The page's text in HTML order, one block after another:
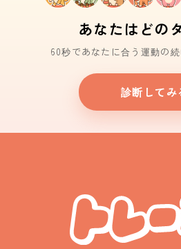
あなたはどの
60秒であなたに合う運動の
診断してみ